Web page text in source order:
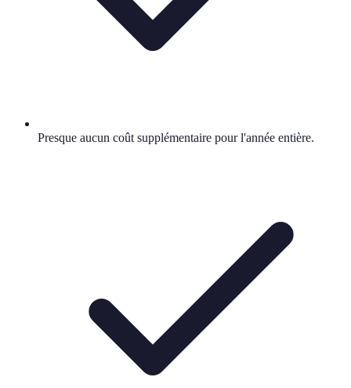
Presque aucun coût supplémentaire pour l'année entière.